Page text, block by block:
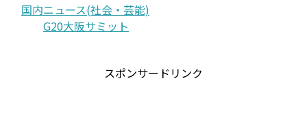
国内ニュース(社会・芸能)
G20大阪サミット
スポンサードリンク